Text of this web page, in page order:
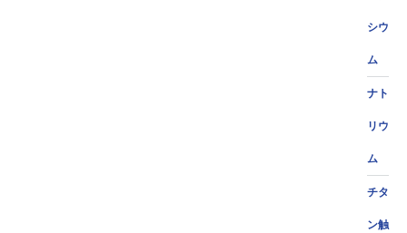
シウ
ム
ナト
リウ
ム
チタ
ン触